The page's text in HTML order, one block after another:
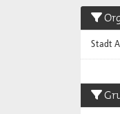
Stadt